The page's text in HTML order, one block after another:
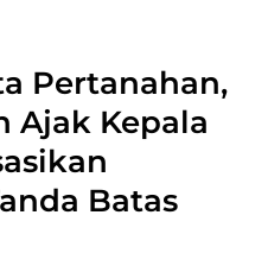
Pertanahan,
Ajak Kepala
Batas